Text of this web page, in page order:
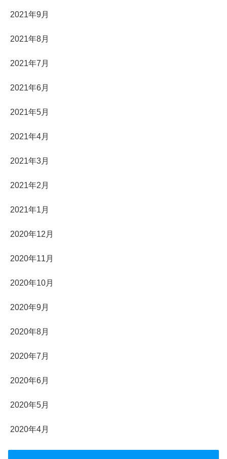
2021年9月
2021年8月
2021年7月
2021年6月
2021年5月
2021年4月
2021年3月
2021年2月
2021年1月
2020年12月
2020年11月
2020年10月
2020年9月
2020年8月
2020年7月
2020年6月
2020年5月
2020年4月